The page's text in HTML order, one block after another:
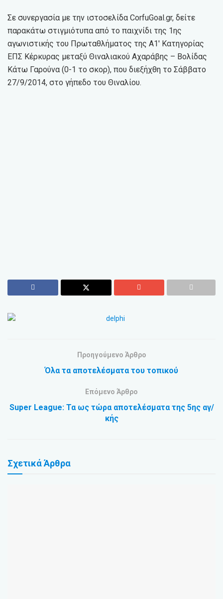
Σε συνεργασία με την ιστοσελίδα CorfuGoal.gr, δείτε
παρακάτω στιγμιότυπα από το παιχνίδι της 1ης
αγωνιστικής του Πρωταθλήματος της Α1′ Κατηγορίας
ΕΠΣ Κέρκυρας μεταξύ Θιναλιακού Αχαράβης – Βολίδας
Κάτω Γαρούνα (0-1 το σκορ), που διεξήχθη το Σάββατο
27/9/2014, στο γήπεδο του Θιναλίου.
Προηγούμενο Άρθρο
Όλα τα αποτελέσματα του τοπικού
Επόμενο Άρθρο
Super League: Τα ως τώρα αποτελέσματα της 5ης αγ/
κής
ΣχετικάΆρθρα